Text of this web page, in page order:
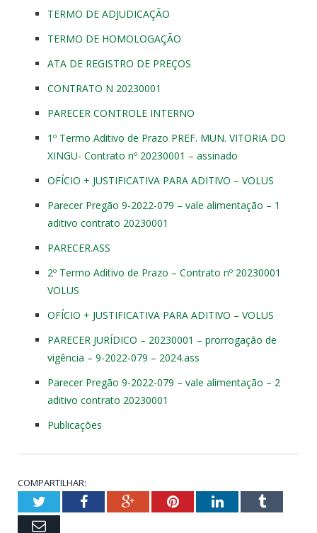
TERMO DE ADJUDICAÇÃO
TERMO DE HOMOLOGAÇÃO
ATA DE REGISTRO DE PREÇOS
CONTRATO N 20230001
PARECER CONTROLE INTERNO
1º Termo Aditivo de Prazo PREF. MUN. VITORIA DO
XINGU- Contrato nº 20230001 – assinado
OFÍCIO + JUSTIFICATIVA PARA ADITIVO – VOLUS
Parecer Pregão 9-2022-079 – vale alimentação – 1
aditivo contrato 20230001
PARECER.ASS
2º Termo Aditivo de Prazo – Contrato nº 20230001
VOLUS
OFÍCIO + JUSTIFICATIVA PARA ADITIVO – VOLUS
PARECER JURÍDICO – 20230001 – prorrogação de
vigência – 9-2022-079 – 2024.ass
Parecer Pregão 9-2022-079 – vale alimentação – 2
aditivo contrato 20230001
Publicações
COMPARTILHAR:
TwitterFacebookGoogle+PinterestLinkedInTumblr
Email